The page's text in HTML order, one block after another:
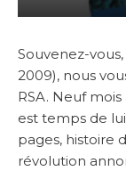
Souvenez-
2009), nous
RSA. Neuf
est temps de
pages, histoire
révolution